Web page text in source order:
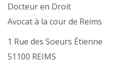
Docteur en Droit
Avocat à la cour de Reims
1 Rue des Soeurs Étienne
51100 REIMS